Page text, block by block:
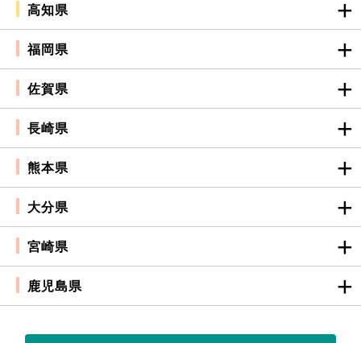
高知県
福岡県
佐賀県
長崎県
熊本県
大分県
宮崎県
鹿児島県